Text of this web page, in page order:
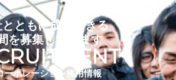
ともに成長できる
を募集しています
ーポレーション採用情報